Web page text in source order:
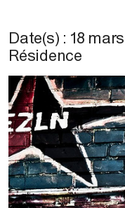
Date(s) : 18 mars
Résidence